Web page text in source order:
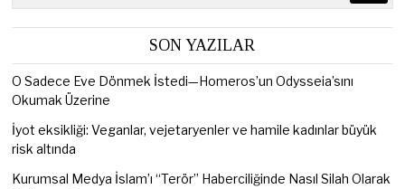
SON YAZILAR
O Sadece Eve Dönmek İstedi—Homeros’un Odysseia’sını
Okumak Üzerine
İyot eksikliği: Veganlar, vejetaryenler ve hamile kadınlar büyük
risk altında
Kurumsal Medya İslam’ı “Terör” Haberciliğinde Nasıl Silah Olarak